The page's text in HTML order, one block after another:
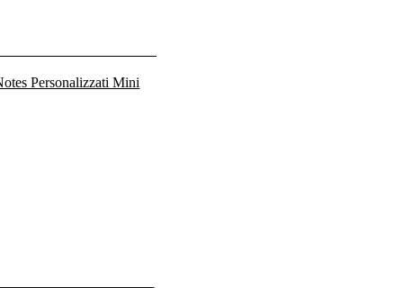
Personalizzati Mini